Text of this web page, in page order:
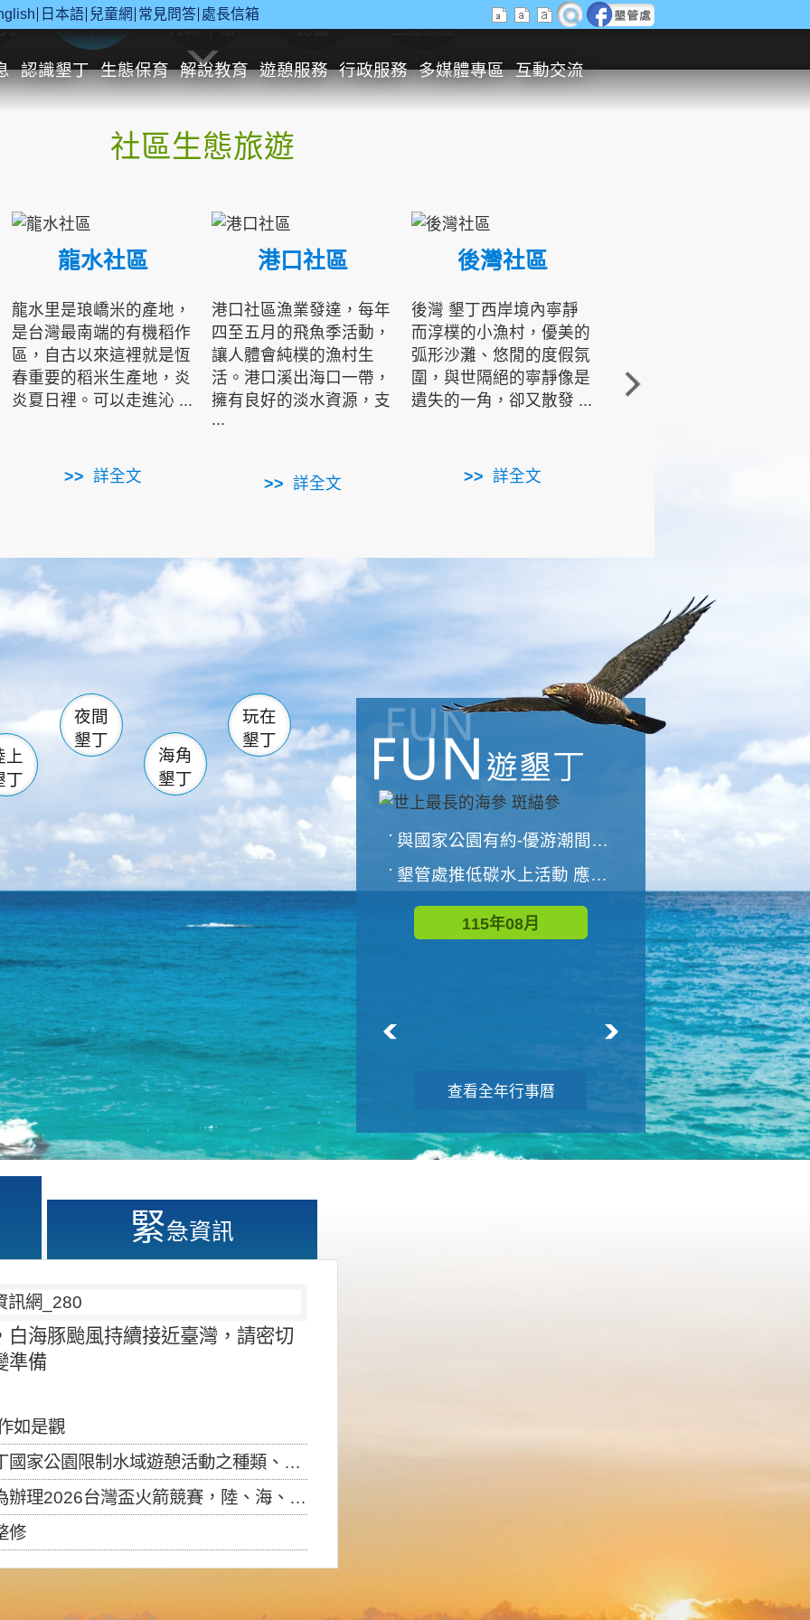
日本語 兒童網 常見問答 處長信箱
認識墾丁 生態保育 解說教育 遊憩服務 行政服務 多媒體專區 互動交流
休閒遊憩 行政申辦 兒童 生態旅遊
社區生態旅遊
龍水社區
龍水里是琅嶠米的產地，
是台灣最南端的有機稻作
區，自古以來這裡就是恆
春重要的稻米生產地，炎
炎夏日裡。可以走進沁 ...
詳全文
港口社區
港口社區漁業發達，每年
四至五月的飛魚季活動，
讓人體會純樸的漁村生
活。港口溪出海口一帶，
擁有良好的淡水資源，支
...
詳全文
後灣社區
後灣 墾丁西岸境內寧靜
而淳樸的小漁村，優美的
弧形沙灘、悠閒的度假氛
圍，與世隔絕的寧靜像是
遺失的一角，卻又散發 ...
詳全文
角的端點，冬季海浪拍打
著礁岸，旺盛的侵蝕作
南仁湖
滿州 佳樂水
森林遊樂區
墾管處遊客中心
社頂公園 風吹沙
船帆石 龍磐公園
香蕉灣 龍坑
鵝鑾鼻
上
丁
夜間
墾丁
海角
墾丁
玩在
墾丁
與國家公園有約-優游潮間探險者
墾管處推低碳水上活動 應屆畢業生限額免費參加
115年08月
世界地球清潔日 墾管處辦理「2026年墾丁國家公園沙灘淨灘活動
115年09月
查看全年行事曆
緊急資訊
海豚颱風持續接近臺灣，請密切
準備
如是觀
制水域遊憩活動之種類、範圍、時間及行為」，自即日生效。
盃火箭競賽，陸、海、空域警戒及協調相關事宜，因颱風備案事宜
修